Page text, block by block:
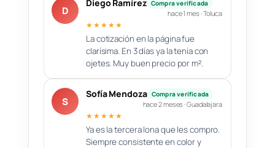
D
Diego Ramírez Compra verificada
hace 1 mes · Toluca
★★★★★
La cotización en la página fue
clarísima. En 3 días ya la tenía con
ojetes. Muy buen precio por m².
S
Sofía Mendoza Compra verificada
hace 2 meses · Guadalajara
★★★★★
Ya es la tercera lona que les compro.
Siempre consistente en color y